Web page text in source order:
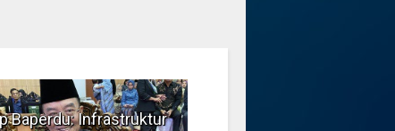
Baperdu: Infrastruktur